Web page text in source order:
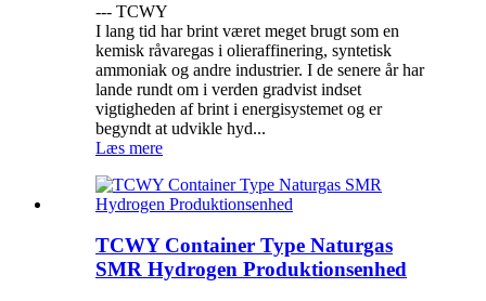
--- TCWY
I lang tid har brint været meget brugt som en
kemisk råvaregas i olieraffinering, syntetisk
ammoniak og andre industrier. I de senere år har
lande rundt om i verden gradvist indset
vigtigheden af ​​brint i energisystemet og er
begyndt at udvikle hyd...
Læs mere
TCWY Container Type Naturgas
SMR Hydrogen Produktionsenhed